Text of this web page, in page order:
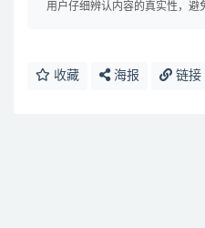
用户仔细辨认内容的真实性，避
收藏 海报 链接